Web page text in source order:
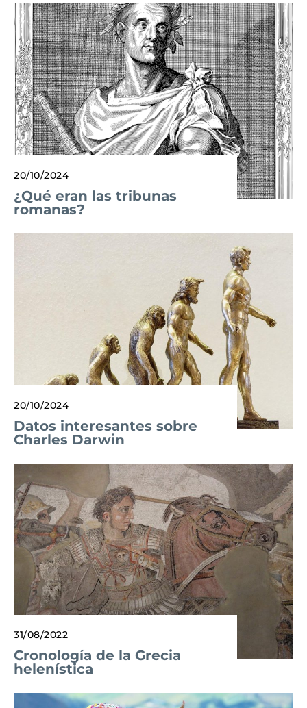
20/10/2024
¿Qué eran las tribunas
romanas?
20/10/2024
Datos interesantes sobre
Charles Darwin
31/08/2022
Cronología de la Grecia
helenística